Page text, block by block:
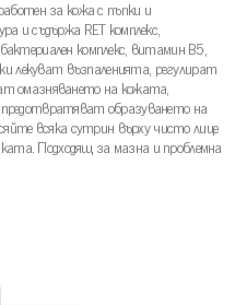
за кожа с пъпки и
и съдържа RET комплекс,
комплекс, витамин В5,
лекуват възпаленията, регулират
омазняването на кожата,
образуването на
всяка сутрин върху чисто лице
Подходящ за мазна и проблемна